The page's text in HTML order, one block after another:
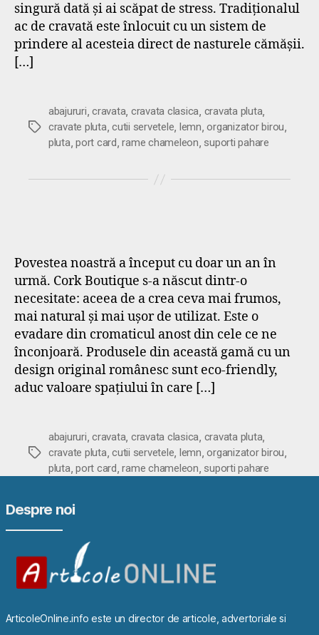
singură dată și ai scăpat de stress. Tradiționalul
ac de cravată este înlocuit cu un sistem de
prindere al acesteia direct de nasturele cămășii.
[…]
Etichete
abajururi,cravata, cravata clasica, cravata pluta,
cravate pluta,cutii servetele, lemn,organizator birou,
pluta,port card,rame chameleon, suporti pahare
Povestea noastră a început cu doar un an în
urmă. Cork Boutique s-a născut dintr-o
necesitate: aceea de a crea ceva mai frumos,
mai natural și mai ușor de utilizat. Este o
evadare din cromaticul anost din cele ce ne
înconjoară. Produsele din această gamă cu un
design original românesc sunt eco-friendly,
aduc valoare spațiului în care […]
Etichete
abajururi,cravata, cravata clasica, cravata pluta,
cravate pluta,cutii servetele, lemn,organizator birou,
pluta,port card,rame chameleon, suporti pahare
Despre noi
ArticoleOnline.info este un director de articole, advertoriale si